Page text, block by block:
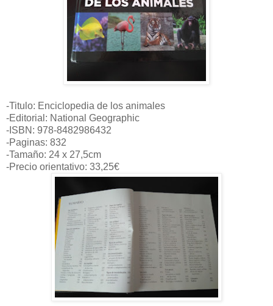
-Titulo: Enciclopedia de los animales
-Editorial: National Geographic
-ISBN: 978-8482986432
-Paginas: 832
-Tamaño: 24 x 27,5cm
-Precio orientativo: 33,25€